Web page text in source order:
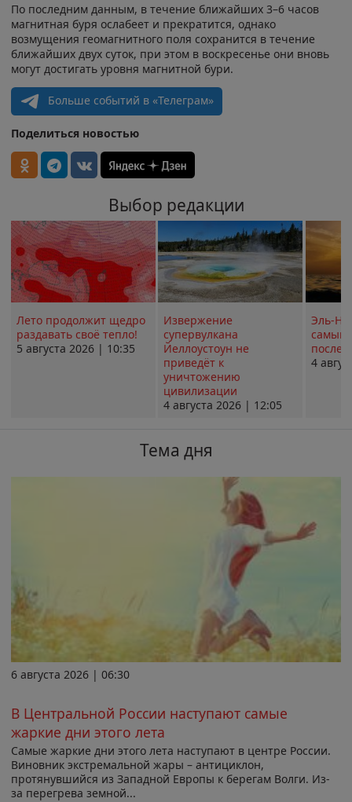
По последним данным, в течение ближайших 3–6 часов
магнитная буря ослабеет и прекратится, однако
возмущения геомагнитного поля сохранится в течение
ближайших двух суток, при этом в воскресенье они вновь
могут достигать уровня магнитной бури.
Больше событий в «Телеграм»
Поделиться новостью
Выбор редакции
Лето продолжит щедро
раздавать своё тепло!
5 августа 2026 | 10:35
Извержение
супервулкана
Йеллоустоун не
приведёт к
уничтожению
цивилизации
4 августа 2026 | 12:05
Эль-
самым
4
Тема дня
6 августа 2026 | 06:30
В Центральной России наступают самые
жаркие дни этого лета
Самые жаркие дни этого лета наступают в центре России.
Виновник экстремальной жары – антициклон,
протянувшийся из Западной Европы к берегам Волги. Из-
за перегрева земной...